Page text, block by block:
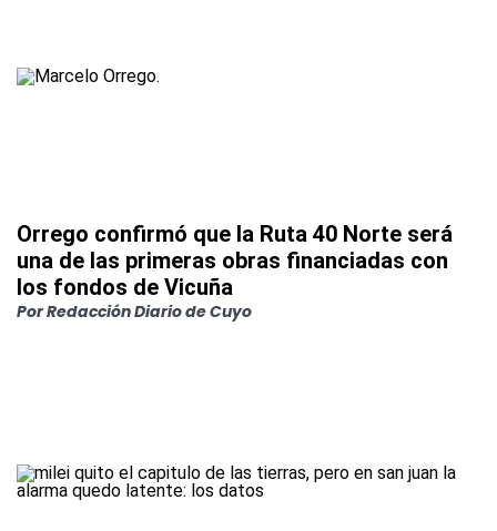
Orrego confirmó que la Ruta 40 Norte será
una de las primeras obras financiadas con
los fondos de Vicuña
PorRedacción Diario de Cuyo